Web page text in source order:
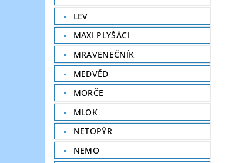
LEV
MAXI PLYŠÁCI
MRAVENEČNÍK
MEDVĚD
MORČE
MLOK
NETOPÝR
NEMO